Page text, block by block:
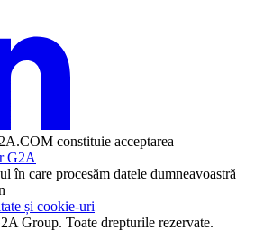
constituie acceptarea
G2A
în care procesăm datele dumneavoastră
și cookie-uri
Group. Toate drepturile rezervate.